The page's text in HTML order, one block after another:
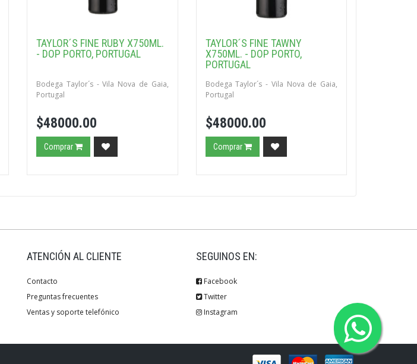
TAYLOR´S FINE RUBY X750ML.
- DOP PORTO, PORTUGAL
Bodega Taylor´s - Vila Nova de Gaia,
Portugal
$48000.00
Comprar
TAYLOR´S FINE TAWNY
X750ML. - DOP PORTO,
PORTUGAL
Bodega Taylor´s - Vila Nova de Gaia,
Portugal
$48000.00
Comprar
ATENCIÓN AL CLIENTE
Contacto
Preguntas frecuentes
Ventas y soporte telefónico
SEGUINOS EN:
Facebook
Twitter
Instagram